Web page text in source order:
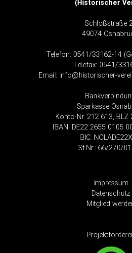
(Historischer
Schloßstraße
49074
Telefon: 0541/33162-14
Telefax: 0541/
Email: info@historischer-
Sparkasse
Konto-Nr. 212 613, BLZ
IBAN: DE22 2655 0105
BIC:
St.Nr.: 66/270/
Impressum
Datenschutz
Mitglied